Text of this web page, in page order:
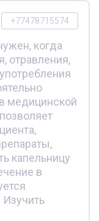
+77478715574
когда
отравления,
медицинской
капельницу
в
Изучить